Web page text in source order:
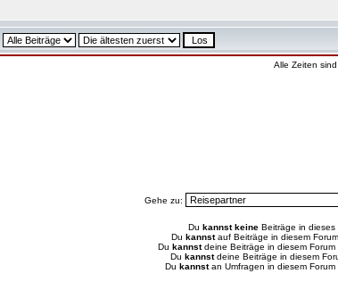
Alle Zeiten
Gehe zu:
Du kannst keine Beiträge in dieses
Du kannstauf Beiträge in diesem Forum
Du kannstdeine Beiträge in diesem Forum
Du kannstdeine Beiträge in diesem
Du kannstan Umfragen in diesem Forum